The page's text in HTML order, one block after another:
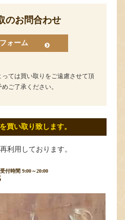
のお問合わせ
ォーム
ては買い取りをご遠慮させて頂
ご了承ください。
買い取り致します。
利用しております。
受付時間 9:00～20:00